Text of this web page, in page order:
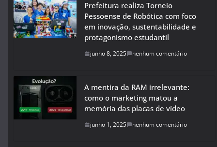
Prefeitura realiza Torneio
Pessoense de Robótica com foco
em inovação, sustentabilidade e
protagonismo estudantil
junho 8, 2025 nenhum comentário
A mentira da RAM irrelevante:
como o marketing matou a
memória das placas de vídeo
junho 1, 2025 nenhum comentário